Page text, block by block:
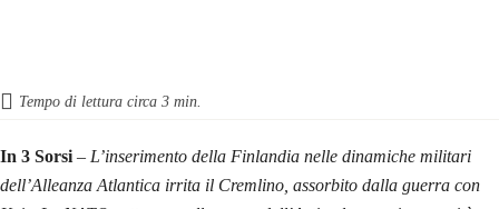
Tempo di lettura circa 3 min.
In 3 Sorsi – L’inserimento della Finlandia nelle dinamiche militari
dell’Alleanza Atlantica irrita il Cremlino, assorbito dalla guerra con